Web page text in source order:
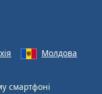
Молдова
смартфоні